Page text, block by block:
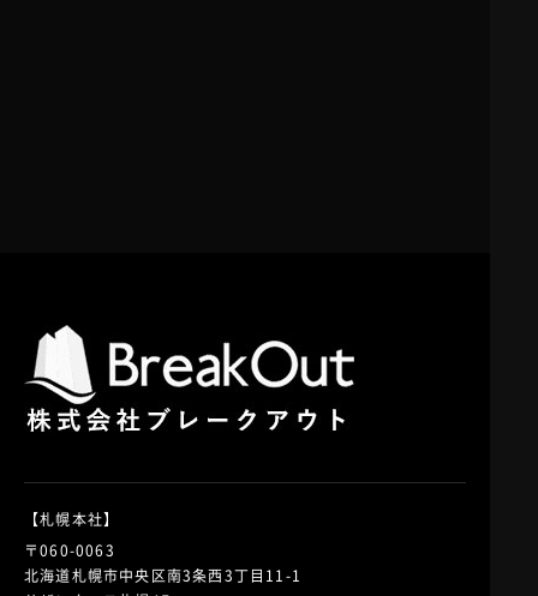
【札幌本社】
〒060-0063
北海道札幌市中央区南3条西3丁目11-1